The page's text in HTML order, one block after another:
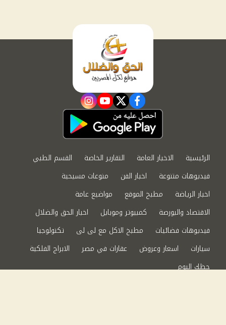
facebook
twitter
youtube
instagram
الرئيسية الاخبار العامة التقارير الخاصة
القسم الطبي
فيديوهات متنوعة
اخبار الفن
منوعات مسيحية
اخبار الرياضة
مطبخ الموقع
مواضيع عامة
الاقتصاد والبورصة
كمبيوتر وموبايل
اخبار الحق والضلال
فيديوهات فضائيات
مطبخ الاكل مع لى لى
تكنولوجيا
سيارات
اسعار وعروض عقارات في مصر
الابراج الفلكية
حظك اليوم